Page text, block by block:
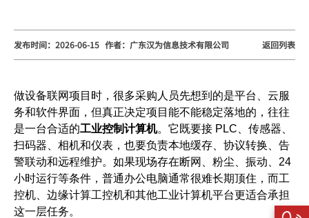
发布时间：2026-06-15 作者：广东汉为信息技术有限公司 返回列表
做设备联网项目时，很多采购人员先想到的是平台、云服
务和软件界面，但真正决定项目能不能稳定落地的，往往
是一台合适的工业控制计算机。它既要接 PLC、传感器、
扫码器、相机和仪表，也要负责本地缓存、协议转换、告
警联动和远程维护。如果现场存在断网、粉尘、振动、24
小时运行等条件，普通办公电脑通常很难长期顶住，而工
控机、边缘计算工控机和其他工业计算机平台更适合承担
这一层任务。